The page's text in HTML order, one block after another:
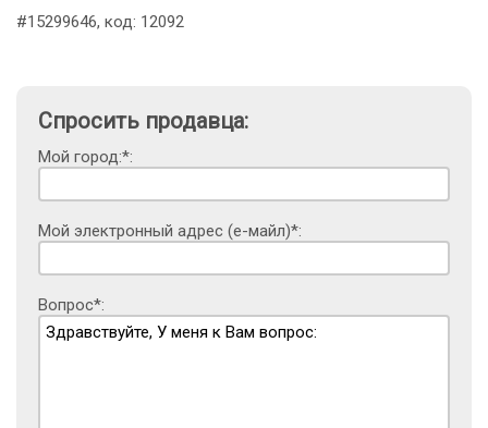
#15299646, код: 12092
Спросить продавца:
Мой город:*:
Мой электронный адрес (е-майл)*:
Вопрос*: